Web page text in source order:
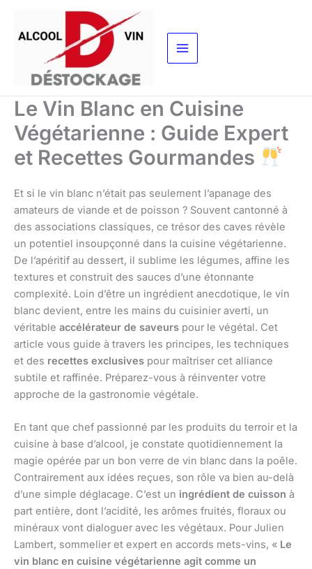
contenu
Le Vin Blanc en Cuisine
Végétarienne : Guide Expert
et Recettes Gourmandes
Et si le vin blanc n’était pas seulement l’apanage des
amateurs de viande et de poisson ? Souvent cantonné à
des associations classiques, ce trésor des caves révèle
un potentiel insoupçonné dans la cuisine végétarienne.
De l’apéritif au dessert, il sublime les légumes, affine les
textures et construit des sauces d’une étonnante
complexité. Loin d’être un ingrédient anecdotique, le vin
blanc devient, entre les mains du cuisinier averti, un
véritable accélérateur de saveurs pour le végétal. Cet
article vous guide à travers les principes, les techniques
et des recettes exclusives pour maîtriser cet alliance
subtile et raffinée. Préparez-vous à réinventer votre
approche de la gastronomie végétale.
En tant que chef passionné par les produits du terroir et la
cuisine à base d’alcool, je constate quotidiennement la
magie opérée par un bon verre de vin blanc dans la poêle.
Contrairement aux idées reçues, son rôle va bien au-delà
d’une simple déglacage. C’est un ingrédient de cuisson à
part entière, dont l’acidité, les arômes fruités, floraux ou
minéraux vont dialoguer avec les végétaux. Pour Julien
Lambert, sommelier et expert en accords mets-vins, « Le
vin blanc en cuisine végétarienne agit comme un